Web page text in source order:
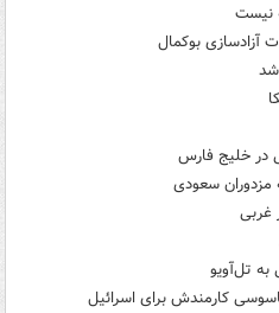
نیست
آزادسازی بوکمال
در خلیج فارس
به تل‌آویو
کارمندش برای اسرائیل